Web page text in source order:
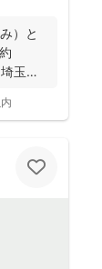
）と
玉